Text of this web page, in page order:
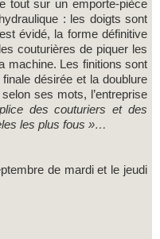
tout sur un emporte-pièce
: les doigts sont
évidé, la forme définitive
couturières de piquer les
machine. Les finitions sont
désirée et la doublure
ses mots, l’entreprise
des couturiers et des
les plus fous »…
de mardi et le jeudi